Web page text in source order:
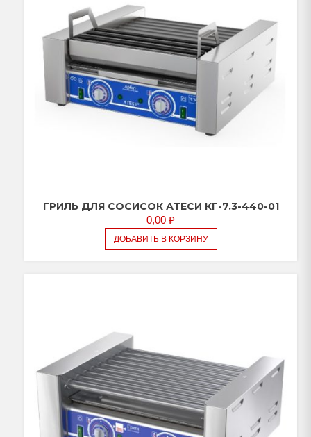
ГРИЛЬ ДЛЯ СОСИСОК АТЕСИ КГ-7.3-440-01
0,00 ₽
ДОБАВИТЬ В КОРЗИНУ